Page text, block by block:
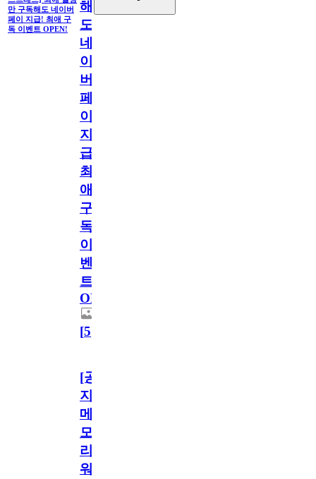
만 구독해도 네이버
페이 지급! 최애 구
독 이벤트 OPEN!
해
도
네
이
버
페
이
지
급!
최
애
구
독
이
벤
트
OPEN!
[5]
[공
지]
메
모
리
워